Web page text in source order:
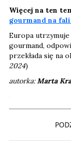
Więcej na ten
gourmand na
Europa
gourmand,
przekłada się na
2024)
autorka:Marta